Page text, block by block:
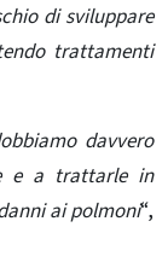
di sviluppare
trattamenti
davvero
e a trattarle in
ai polmoni“,